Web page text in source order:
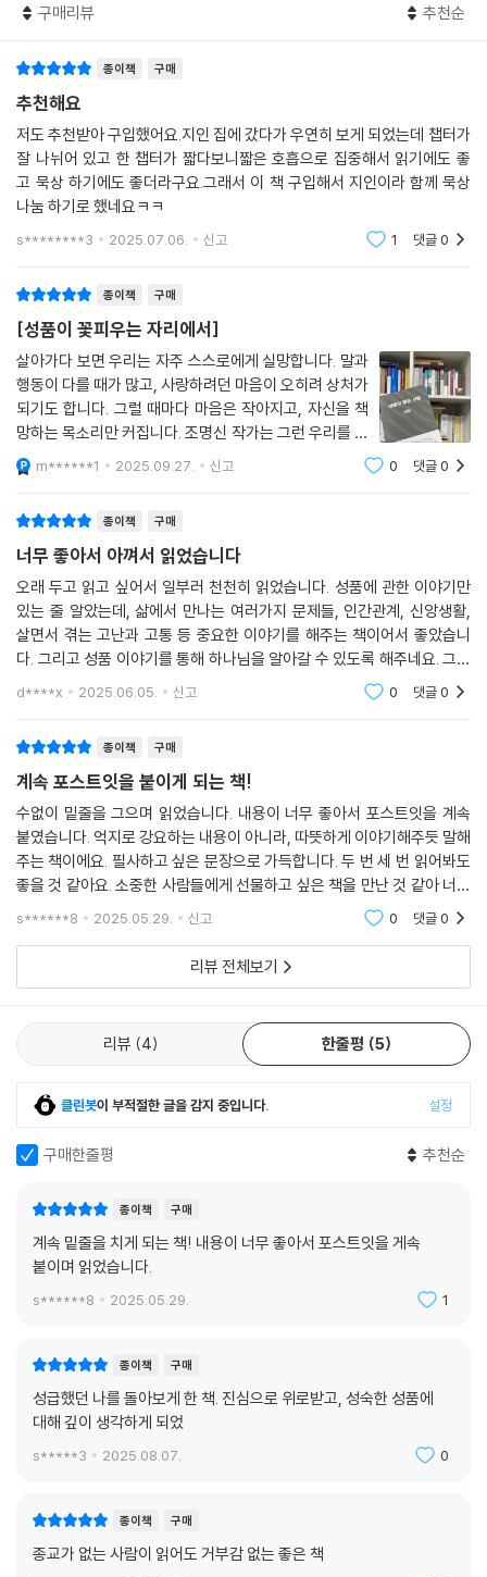
없이 포기하고 싶은 마음과 힘겨운 싸움을 벌인다.
용서는 내가 주체가 되어 상대방을 받아들이는 단순한 행위가 아니다. 인
간의 힘으로 감당할 수 없는 문제를 하나님 은혜 앞에 가지고 가는 결단이
다.
--- 「용서」 중에서
사랑이 부족하다고 자신을 탓할 필요가 없다. 대신 그분의 사랑 안에 거하
고 있는지 돌아보면 된다. 사랑은 능력이 아니다. 하나님을 사랑하는 만큼
--- 「고갈」 중에서
환희나 감동이 없어도 하나님께 묵묵히 나아간다면, 그것이 가장 진실한
사랑의 증거일 것이다.
--- 「평범」 중에서
기회란 모든 것이 갖추어진 순간이 아니라 하나님이 내 곁에 계신 바로 그
때에 찾아온다
--- 「기회」 중에서
1. 인간관계에 어려움을 겪는 사람들
타인과의 관계에서 판단, 비교, 완벽주의, 과시, 험담 등의 패턴에 빠져 진
정한 관계 형성에 어려움을 겪는 이들에게 도움이 됩니다.
2. 불확실성 속에서 방향을 잃은 사람들
명확한 기준 없이 걱정, 실패에 대한 두려움, 분노, 후회 등으로 불안정한
3. 감정 조절에 어려움을 겪는 사람들
무기력과 조급함, 미움과 온유 사이에서 갈등하며 감정의 소용돌이에 휘말
리는 이들에게 마음의 안정을 찾는 길을 안내합니다.
4. 형식적인 신앙생활에 그치는 사람들
하나님과의 관계에서 일상적 동행보다 특별한 경험만을 추구하거나, 겉으
로만 신앙인처럼 보이려 노력하는 이들에게 진정한 신앙의 모습을 보여줍
5. 성품 계발을 위해 노력하지만 변화를 느끼지 못하는 사람들
“잘해보려 하지만 늘 그 자리에 맴도는” 이들, 즉 성품 계발을 위해 꾸준히
노력하지만 실질적인 변화를 경험하지 못해 좌절감을 느끼는 이들에게 새
로운 관점과 접근법을 제시합니다.
구매리뷰 추천순
종이책 구매
추천해요
저도 추천받아 구입했어요.지인 집에 갔다가 우연히 보게 되었는데 챕터가
잘 나뉘어 있고 한 챕터가 짧다보니짧은 호흡으로 집중해서 읽기에도 좋
고 묵상 하기에도 좋더라구요.그래서 이 책 구입해서 지인이라 함께 묵상
나눔 하기로 했네요ㅋㅋ
s********3 2025.07.06. 신고 1 댓글0
종이책 구매
[성품이 꽃피우는 자리에서]
살아가다 보면 우리는 자주 스스로에게 실망합니다. 말과
행동이 다를 때가 많고, 사랑하려던 마음이 오히려 상처가
되기도 합니다. 그럴 때마다 마음은 작아지고, 자신을 책
망하는 목소리만 커집니다. 조명신 작가는 그런 우리를 따
뜻하게 품으며, 성품은 완전함이 아니라 은혜 속에서 조금
씩 자라나는 길임을 일깨워 줍니다.저자는 성품을 단순한
m******1 2025.09.27. 신고 0 댓글0
종이책 구매
너무 좋아서 아껴서 읽었습니다
오래 두고 읽고 싶어서 일부러 천천히 읽었습니다. 성품에 관한 이야기만
있는 줄 알았는데, 삶에서 만나는 여러가지 문제들, 인간관계, 신앙생활,
살면서 겪는 고난과 고통 등 중요한 이야기를 해주는 책이어서 좋았습니
다. 그리고 성품 이야기를 통해 하나님을 알아갈 수 있도록 해주네요. 그동
안 좋은 성품이란 무엇인가에 대한 고민이 많았는데, 참 도움이 많이 되었
d****x 2025.06.05. 신고 0 댓글0
종이책 구매
계속 포스트잇을 붙이게 되는 책!
수없이 밑줄을 그으며 읽었습니다. 내용이 너무 좋아서 포스트잇을 계속
붙였습니다. 억지로 강요하는 내용이 아니라, 따뜻하게 이야기해주듯 말해
주는 책이에요. 필사하고 싶은 문장으로 가득합니다. 두 번 세 번 읽어봐도
좋을 것 같아요. 소중한 사람들에게 선물하고 싶은 책을 만난 것 같아 너무
좋습니다.
s******8 2025.05.29. 신고 0 댓글0
리뷰 전체보기
리뷰 4 한줄평 5
클린봇이 부적절한 글을 감지 중입니다. 설정
구매한줄평 추천순
종이책 구매
계속 밑줄을 치게 되는 책! 내용이 너무 좋아서 포스트잇을 게속
붙이며 읽었습니다.
s******8 2025.05.29. 1
종이책 구매
성급했던 나를 돌아보게 한 책. 진심으로 위로받고, 성숙한 성품에
대해 깊이 생각하게 되었
s*****3 2025.08.07. 0
종이책 구매
종교가 없는 사람이 읽어도 거부감 없는 좋은 책